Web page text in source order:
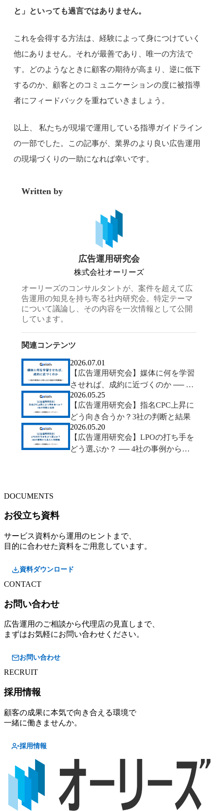
と」といっても過言ではありません。
これを会得する方法は、経験によって身につけていく
他にありません。それが最善であり、唯一の方法で
す。どのようなときに顧客の期待が高まり、逆に低下
するのか、顧客とのコミュニケーションの度に被指導
者にフィードバックを重ねていきましょう。
以上、 私たちが現場で運用している指導ガイドライン
の一部でした。この記事が、業界のより良い広告運用
の現場づくりの一助になれば幸いです。
Written by
広告運用研究会
株式会社オーリーズ
オーリーズのコンサルタントが、案件を超えて広
告運用の知見を持ち寄る社内研究会。特定テーマ
について議論し、その内容を一次情報として公開
しています。
関連コンテンツ
2026.07.01
【広告運用研究会】媒体に何を学習
させれば、成約に近づくのか ── 2
社の事例から考えるCV設計の判断
軸
2026.05.25
【広告運用研究会】指名CPC上昇に
どう向き合うか？3社の判断と結果
2026.05.20
【広告運用研究会】LPOの打ち手を
どう選ぶか？ ── 4社の事例から見
DOCUMENTS
お役立ち資料
サービス資料から運用のヒントまで、
目的に合わせた資料をご用意しています。
資料ダウンロード
CONTACT
お問い合わせ
広告運用のご相談から代理店の見直しまで、
まずはお気軽にお問い合わせください。
お問い合わせ
RECRUIT
採用情報
顧客の成果に本気で向き合える環境で
一緒に働きませんか。
採用情報